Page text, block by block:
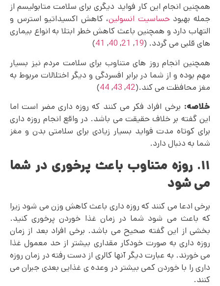
همچنین انجام این کار فواید دیگری برای سلامت متابولیسم از
جمله بهبودحساسیت انسولین، کاهش اکسیداتیو استرس و
التهاب دارد و همچنین باعث کاهش خطر ابتلا به انواع بیماری
های قلبی می گردد. (19
,
21
,
40
,
41
)
همچنین انجام روز های متناوب برای سلامت مردم نیز بسیار
مهم بوده و از شما در برابر افسردگی و دیگر اختلالات مربوط به
مغز محافظت می کند.(42
,
43
,
44
)
خلاصه: برخی افراد فکر می کنند که روزه داری مضر است اما
این گفته بر خلاف حقیقت می باشد. در واقع انجام روزه داری
برای کوتاه مدت فواید بسیار زیادی برای سلامتی بدن و مغز
شما به دنبال دارد.
۱۱. روزه متناوب باعث پرخوری در شما
می‌ شود
برخی ادعا می کنند که روزه داری باعث کاهش وزن می شود زیرا
که باعث می‌ شود شما در زمان غذا خوردن پرخوری کنید.
بخشی از این گفته صحیح می باشد. برخی افراد بعد از زمان
روزه داری به صورت خودکار مقداری بیشتر از حد معمول غذا
می‌ خورند. به عبارت دیگر آنها کالری از دست رفته در زمان روزه
داری را با خوردن کمی بیشتر در وعده ی غذایی بعدی جبران می‌
کنند.